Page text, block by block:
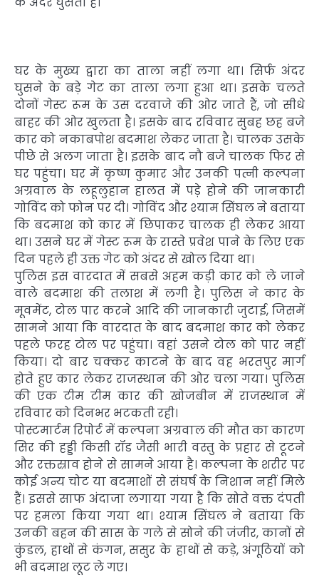
घर के मुख्य द्वारा का ताला नहीं लगा था। सिर्फ अंदर
घुसने के बड़े गेट का ताला लगा हुआ था। इसके चलते
दोनों गेस्ट रूम के उस दरवाजे की ओर जाते हैं, जो सीधे
बाहर की ओर खुलता है। इसके बाद रविवार सुबह छह बजे
कार को नकाबपोश बदमाश लेकर जाता है। चालक उसके
पीछे से अलग जाता है। इसके बाद नौ बजे चालक फिर से
घर पहुंचा। घर में कृष्ण कुमार और उनकी पत्नी कल्पना
अग्रवाल के लहूलुहान हालत में पड़े होने की जानकारी
गोविंद को फोन पर दी। गोविंद और श्याम सिंघल ने बताया
कि बदमाश को कार में छिपाकर चालक ही लेकर आया
था। उसने घर में गेस्ट रूम के रास्ते प्रवेश पाने के लिए एक
दिन पहले ही उक्त गेट को अंदर से खोल दिया था।
पुलिस इस वारदात में सबसे अहम कड़ी कार को ले जाने
वाले बदमाश की तलाश में लगी है। पुलिस ने कार के
मूवमेंट, टोल पार करने आदि की जानकारी जुटाई, जिसमें
सामने आया कि वारदात के बाद बदमाश कार को लेकर
पहले फरह टोल पर पहुंचा। वहां उसने टोल को पार नहीं
किया। दो बार चक्कर काटने के बाद वह भरतपुर मार्ग
होते हुए कार लेकर राजस्थान की ओर चला गया। पुलिस
की एक टीम टीम कार की खोजबीन में राजस्थान में
रविवार को दिनभर भटकती रही।
पोस्टमार्टम रिपोर्ट में कल्पना अग्रवाल की मौत का कारण
सिर की हड्डी किसी रॉड जैसी भारी वस्तु के प्रहार से टूटने
और रक्तस्राव होने से सामने आया है। कल्पना के शरीर पर
कोई अन्य चोट या बदमाशों से संघर्ष के निशान नहीं मिले
हैं। इससे साफ अंदाजा लगाया गया है कि सोते वक्त दंपती
पर हमला किया गया था। श्याम सिंघल ने बताया कि
उनकी बहन की सास के गले से सोने की जंजीर, कानों से
कुंडल, हाथों से कंगन, ससुर के हाथों से कड़े, अंगूठियों को
भी बदमाश लूट ले गए।